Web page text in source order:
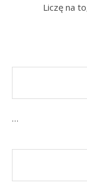
Liczę na
…